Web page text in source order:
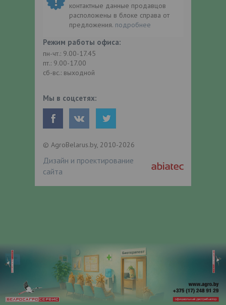
контактные данные продавцов
расположены в блоке справа от
предложения. подробнее
Режим работы офиса:
пн-чт.: 9.00-17.45
пт.: 9.00-17.00
сб-вс.: выходной
Мы в соцсетях:
© AgroBelarus.by, 2010-2026
Дизайн и проектирование
сайта